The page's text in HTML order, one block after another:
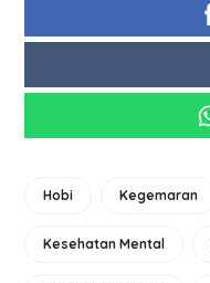
Hobi Kegemaran
Kesehatan Mental